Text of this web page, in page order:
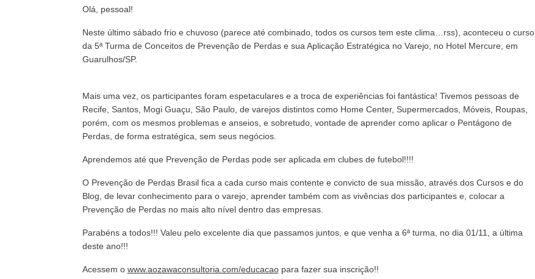
Olá, pessoal!
Neste último sábado frio e chuvoso (parece até combinado, todos os cursos tem este clima…rss), aconteceu o curso
da 5ª Turma de Conceitos de Prevenção de Perdas e sua Aplicação Estratégica no Varejo, no Hotel Mercure, em
Guarulhos/SP.
Mais uma vez, os participantes foram espetaculares e a troca de experiências foi fantástica! Tivemos pessoas de
Recife, Santos, Mogi Guaçu, São Paulo, de varejos distintos como Home Center, Supermercados, Móveis, Roupas,
porém, com os mesmos problemas e anseios, e sobretudo, vontade de aprender como aplicar o Pentágono de
Perdas, de forma estratégica, sem seus negócios.
Aprendemos até que Prevenção de Perdas pode ser aplicada em clubes de futebol!!!!
O Prevenção de Perdas Brasil fica a cada curso mais contente e convicto de sua missão, através dos Cursos e do
Blog, de levar conhecimento para o varejo, aprender também com as vivências dos participantes e, colocar a
Prevenção de Perdas no mais alto nível dentro das empresas.
Parabéns a todos!!! Valeu pelo excelente dia que passamos juntos, e que venha a 6ª turma, no dia 01/11, a última
deste ano!!!
Acessem o www.aozawaconsultoria.com/educacaopara fazer sua inscrição!!